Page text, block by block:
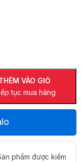
VÀO GIỎ
tục mua hàng
phẩm được kiểm